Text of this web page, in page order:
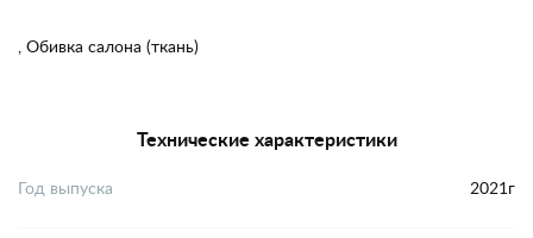
, Обивка салона (ткань)
Технические характеристики
Год выпуска 2021г